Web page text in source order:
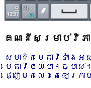
គណនីសម្រាប់វិភា
សមាជិកមេធាវីទាំង
មេធាវីឲ្យបានច្ប
ផ្ញើមកលេខតេឡេក្រា